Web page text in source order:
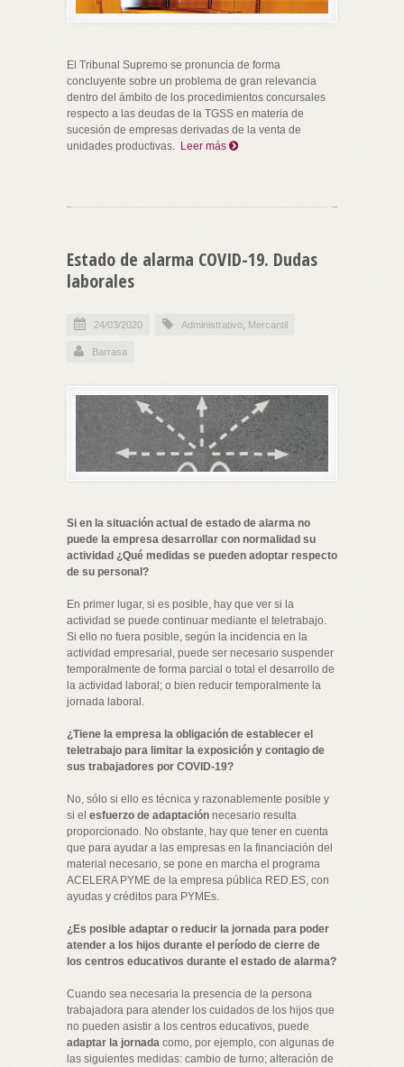
El Tribunal Supremo se pronuncia de forma
concluyente sobre un problema de gran relevancia
dentro del ámbito de los procedimientos concursales
respecto a las deudas de la TGSS en materia de
sucesión de empresas derivadas de la venta de
unidades productivas. Leer más
Estado de alarma COVID-19. Dudas
laborales
24/03/2020 Administrativo Mercantil
Barrasa
Si en la situación actual de estado de alarma no
puede la empresa desarrollar con normalidad su
actividad ¿Qué medidas se pueden adoptar respecto
de su personal?
En primer lugar, si es posible, hay que ver si la
actividad se puede continuar mediante el teletrabajo.
Si ello no fuera posible, según la incidencia en la
actividad empresarial, puede ser necesario suspender
temporalmente de forma parcial o total el desarrollo de
la actividad laboral; o bien reducir temporalmente la
jornada laboral.
¿Tiene la empresa la obligación de establecer el
teletrabajo para limitar la exposición y contagio de
sus trabajadores por COVID-19?
No, sólo si ello es técnica y razonablemente posible y
si el esfuerzo de adaptación necesario resulta
proporcionado. No obstante, hay que tener en cuenta
que para ayudar a las empresas en la financiación del
material necesario, se pone en marcha el programa
ACELERA PYME de la empresa pública RED.ES, con
ayudas y créditos para PYMEs.
¿Es posible adaptar o reducir la jornada para poder
atender a los hijos durante el período de cierre de
los centros educativos durante el estado de alarma?
Cuando sea necesaria la presencia de la persona
trabajadora para atender los cuidados de los hijos que
no pueden asistir a los centros educativos, puede
adaptar la jornada como, por ejemplo, con algunas de
las siguientes medidas: cambio de turno; alteración de